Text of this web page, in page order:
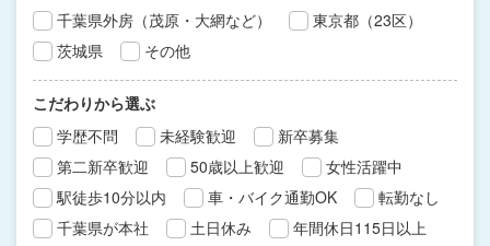
千葉県外房（茂原・大網など）
東京都（23区）
茨城県
その他
こだわりから選ぶ
学歴不問
未経験歓迎
新卒募集
第二新卒歓迎
50歳以上歓迎
女性活躍中
駅徒歩10分以内
車・バイク通勤OK
転勤なし
千葉県が本社
土日休み
年間休日115日以上